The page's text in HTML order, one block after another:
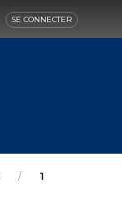
SE CONNECTER
1